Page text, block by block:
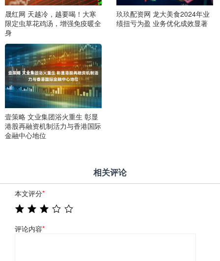
晟红网 天越冷，越要喝！大寒
限定虫草花鸡汤，增强免疫暖全
身
玖玖配资网 龙大美食2024年业
绩扭亏为盈 业务优化成效显著
壹策略 文业集团浴火重生 彰显
港股再融资机制活力与香港国际
金融中心地位
相关评论
本文评分*
评论内容*